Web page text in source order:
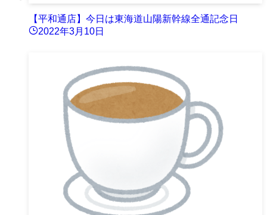
【平和通店】今日は東海道山陽新幹線全通記念日
2022年3月10日